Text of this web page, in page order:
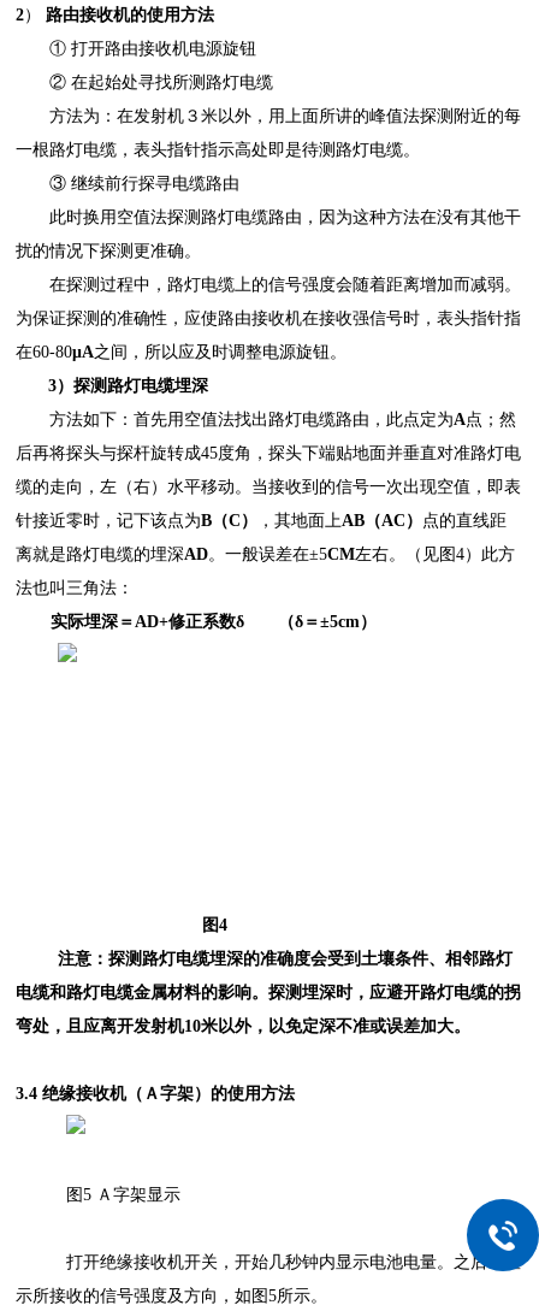
2）
路由接收机的使用方法
①打开路由接收机电源旋钮
②在起始处寻找所测路灯电缆
方法为：在发射机３米以外，用上面所讲的峰值法探测附近的每
一根路灯电缆，表头指针指示高处即是待测路灯电缆。
③继续前行探寻电缆路由
此时换用空值法探测路灯电缆路由，因为这种方法在没有其他干
扰的情况下探测更准确。
在探测过程中，路灯电缆上的信号强度会随着距离增加而减弱。
为保证探测的准确性，应使路由接收机在接收强信号时，表头指针指
在60-80μA之间，所以应及时调整电源旋钮。
3）探测路灯电缆埋深
方法如下：首先用空值法找出路灯电缆路由，此点定为A 点；然
后再将探头与探杆旋转成45度角，探头下端贴地面并垂直对准路灯电
缆的走向，左（右）水平移动。当接收到的信号一次出现空值，即表
针接近零时，记下该点为B （C ） ，其地面上AB （AC ）
点的直线距
离就是路灯电缆的埋深AD。一般误差在±5CM左右。（见图4）此方
法也叫三角法：
实际埋深＝ AD+修正系数δ （δ＝±5cm）
图4
注意：探测路灯电缆埋深的准确度会受到土壤条件、相邻路灯
电缆和路灯电缆金属材料的影响。探测埋深时，应避开路灯电缆的拐
弯处，且应离开发射机10米以外，以免定深不准或误差加大。
3.4 绝缘接收机（Ａ字架）的使用方法
图5 Ａ字架显示
打开绝缘接收机开关，开始几秒钟内显示电池电量。之后，显
示所接收的信号强度及方向，如图5所示。